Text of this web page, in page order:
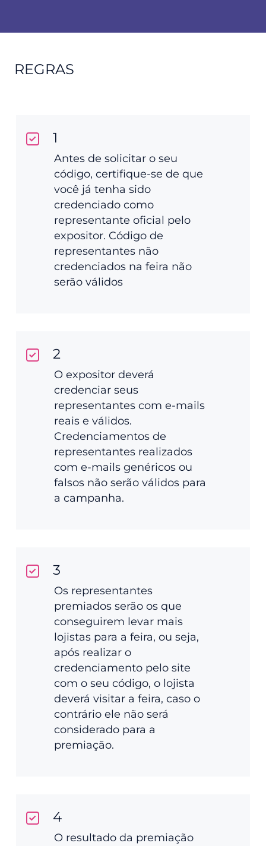
REGRAS
1
Antes de solicitar o seu
código, certifique-se de que
você já tenha sido
credenciado como
representante oficial pelo
expositor. Código de
representantes não
credenciados na feira não
serão válidos
2
O expositor deverá
credenciar seus
representantes com e-mails
reais e válidos.
Credenciamentos de
representantes realizados
com e-mails genéricos ou
falsos não serão válidos para
a campanha.
3
Os representantes
premiados serão os que
conseguirem levar mais
lojistas para a feira, ou seja,
após realizar o
credenciamento pelo site
com o seu código, o lojista
deverá visitar a feira, caso o
contrário ele não será
considerado para a
premiação.
4
O resultado da premiação